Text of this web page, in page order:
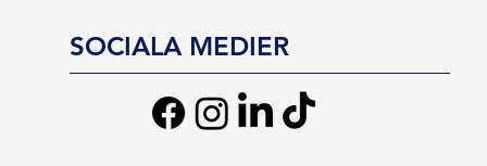
SOCIALA MEDIER